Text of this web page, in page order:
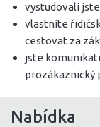
vystudovali
vlastníte
cestovat za
jste
prozákaznický
Nabídka